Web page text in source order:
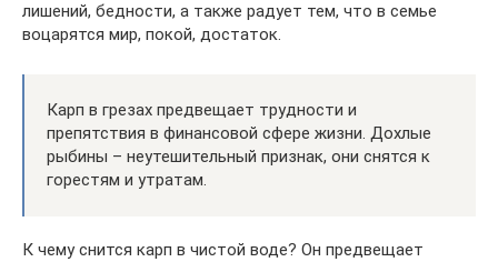
лишений, бедности, а также радует тем, что в семье
воцарятся мир, покой, достаток.
Карп в грезах предвещает трудности и
препятствия в финансовой сфере жизни. Дохлые
рыбины – неутешительный признак, они снятся к
горестям и утратам.
К чему снится карп в чистой воде? Он предвещает